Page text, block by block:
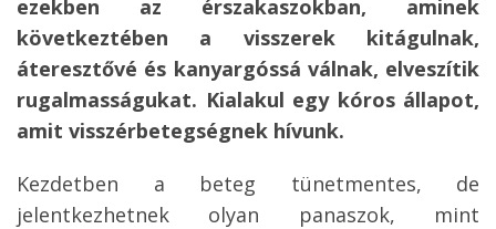
ezekben az érszakaszokban, aminek
következtében a visszerek kitágulnak,
áteresztővé és kanyargóssá válnak, elveszítik
rugalmasságukat. Kialakul egy kóros állapot,
amit visszérbetegségnek hívunk.
Kezdetben a beteg tünetmentes, de
jelentkezhetnek olyan panaszok, mint